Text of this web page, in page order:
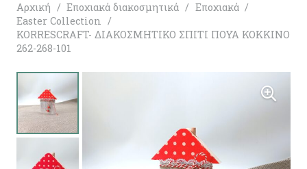
Αρχική / Εποχιακά διακοσμητικά / Εποχιακά /
Easter Collection /
KORRESCRAFT- ΔΙΑΚΟΣΜΗΤΙΚΟ ΣΠΙΤΙ ΠΟΥΑ ΚΟΚΚΙΝΟ
262-268-101